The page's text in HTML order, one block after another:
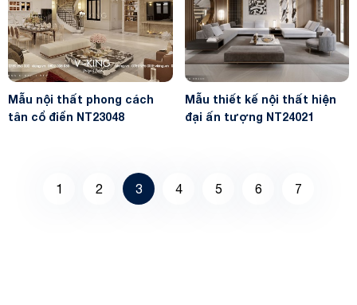
Mẫu nội thất phong cách
tân cổ điển NT23048
Mẫu thiết kế nội thất hiện
đại ấn tượng NT24021
1 2 3 4 5 6 7